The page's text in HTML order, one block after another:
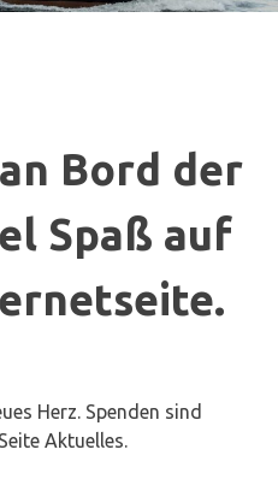
Bord der
Spaß auf
Herz. Spenden sind
Aktuelles.